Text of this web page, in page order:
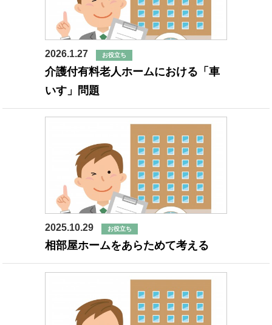
2026.1.27 お役立ち
介護付有料老人ホームにおける「車
いす」問題
2025.10.29 お役立ち
相部屋ホームをあらためて考える